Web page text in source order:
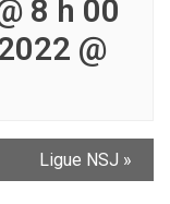
8 h 00
@
Ligue NSJ »